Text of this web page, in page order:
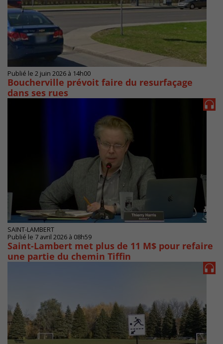
Publié le 2 juin 2026 à 14h00
Boucherville prévoit faire du resurfaçage
dans ses rues
SAINT-LAMBERT
Publié le 7 avril 2026 à 08h59
Saint-Lambert met plus de 11 M$ pour refaire
une partie du chemin Tiffin